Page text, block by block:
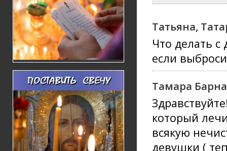
Татьяна,
Что делать
если
Тамара
который
всякую
девушки (